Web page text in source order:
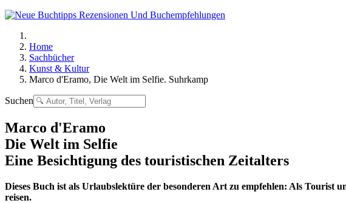
Home
Sachbücher
Kunst & Kultur
Marco d'Eramo, Die Welt im Selfie. Suhrkamp
Suchen
Marco d'Eramo
Die Welt im Selfie
Eine Besichtigung des touristischen Zeitalters
Dieses Buch ist als Urlaubslektüre der besonderen Art zu empfehlen: Als Tourist
reisen.